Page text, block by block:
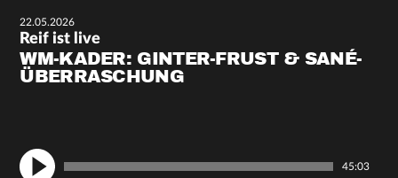
22.05.2026
Reif ist live
WM-KADER: GINTER-FRUST & SANÉ-
ÜBERRASCHUNG
45:03